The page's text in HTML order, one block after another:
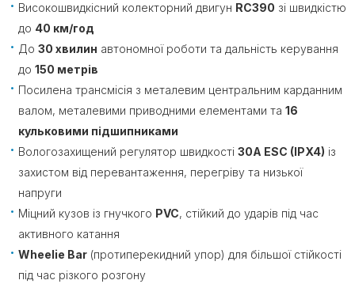
Високошвидкісний колекторний двигун RC390 зі швидкістю
до 40 км/год
До 30 хвилин автономної роботи та дальність керування
до 150 метрів
Посилена трансмісія з металевим центральним карданним
валом, металевими приводними елементами та 16
кульковими підшипниками
Вологозахищений регулятор швидкості 30A ESC (IPX4) із
захистом від перевантаження, перегріву та низької
напруги
Міцний кузов із гнучкого PVC, стійкий до ударів під час
активного катання
Wheelie Bar (протиперекидний упор) для більшої стійкості
під час різкого розгону